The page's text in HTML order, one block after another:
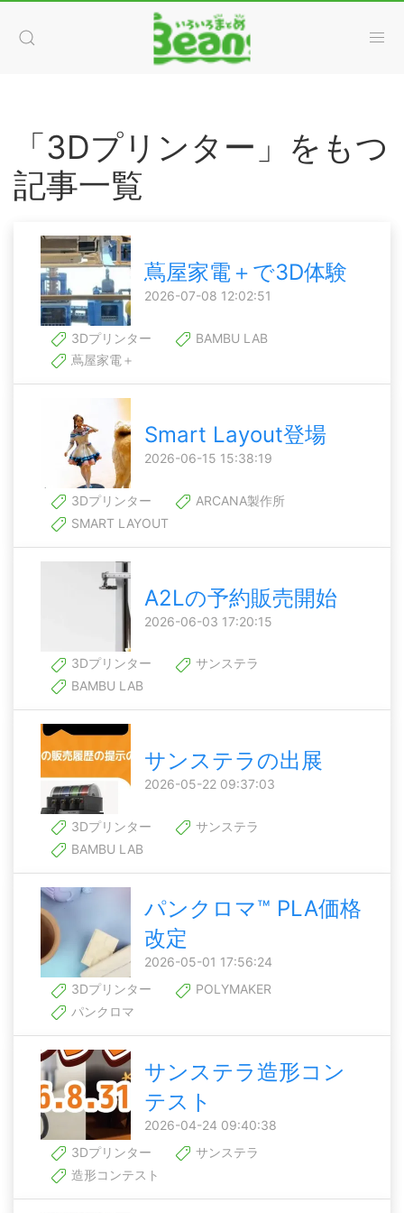
「3Dプリンター」をもつ
記事一覧
蔦屋家電＋で3D体験
2026-07-08 12:02:51
3Dプリンター
BAMBU LAB
蔦屋家電＋
Smart Layout登場
2026-06-15 15:38:19
3Dプリンター
ARCANA製作所
SMART LAYOUT
A2Lの予約販売開始
2026-06-03 17:20:15
3Dプリンター
サンステラ
BAMBU LAB
サンステラの出展
2026-05-22 09:37:03
3Dプリンター
サンステラ
BAMBU LAB
パンクロマ™ PLA価格
改定
2026-05-01 17:56:24
3Dプリンター
POLYMAKER
パンクロマ
サンステラ造形コン
テスト
2026-04-24 09:40:38
3Dプリンター
サンステラ
造形コンテスト